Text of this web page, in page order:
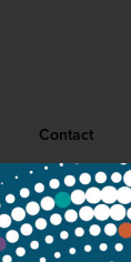
Contact
Public information
Press room
Terms and privacy